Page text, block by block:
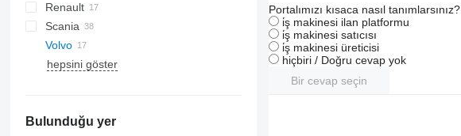
TGA
TGS
TGX
A-Class
Actros
Atego
Sprinter
Atleon
Renault
Magnum
Midliner
Midlum
Scania
R-series
S-series
Volvo
FH
hepsini göster
Bulunduğu yer
Portalımızı kısaca nasıl tanımlarsınız?
i̇ş makinesi ilan platformu
i̇ş makinesi satıcısı
i̇ş makinesi üreticisi
hiçbiri / Doğru cevap yok
Bir cevap seçin